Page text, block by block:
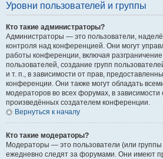
Уровни пользователей и группы
Кто такие администраторы?
Администраторы — это пользователи,
контроля над конференцией. Они могут
работы конференции, включая
пользователей, создание групп
и т. п., в зависимости от прав,
конференции. Они также могут обладать
модераторов во всех форумах, в зависимости
произведённых создателем конференции.
Вернуться к началу
Кто такие модераторы?
Модераторы — это пользователи (или
ежедневно следят за форумами. Они имеют